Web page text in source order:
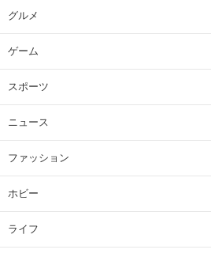
グルメ
ゲーム
スポーツ
ニュース
ファッション
ホビー
ライフ